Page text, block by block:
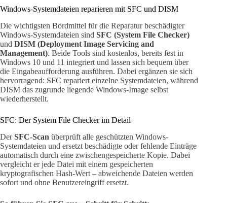
Windows-Systemdateien reparieren mit SFC und DISM
Die wichtigsten Bordmittel für die Reparatur beschädigter
Windows-Systemdateien sind SFC (System File Checker)
und DISM (Deployment Image Servicing and
Management). Beide Tools sind kostenlos, bereits fest in
Windows 10 und 11 integriert und lassen sich bequem über
die Eingabeaufforderung ausführen. Dabei ergänzen sie sich
hervorragend: SFC repariert einzelne Systemdateien, während
DISM das zugrunde liegende Windows-Image selbst
wiederherstellt.
SFC: Der System File Checker im Detail
DerSFC-Scan überprüft alle geschützten Windows-
Systemdateien und ersetzt beschädigte oder fehlende Einträge
automatisch durch eine zwischengespeicherte Kopie. Dabei
vergleicht er jede Datei mit einem gespeicherten
kryptografischen Hash-Wert – abweichende Dateien werden
sofort und ohne Benutzereingriff ersetzt.